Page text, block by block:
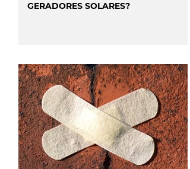
GERADORES SOLARES?